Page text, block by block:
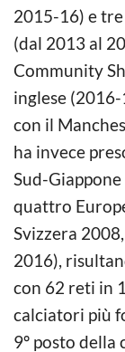
2015-16) e
(dal 2013 al
Community
inglese
con il
ha invece
Sud-
quattro
Svizzera
2016),
con 62 reti in
calciatori più
9º posto della